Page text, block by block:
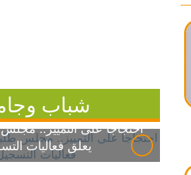
شباب
احتجاجاً على التمييز..
يعلق فعاليات